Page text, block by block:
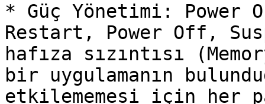
* Güç Yönetimi: Power
Restart, Power Off,
hafıza sızıntısı
bir uygulamanın
etkilememesi için her